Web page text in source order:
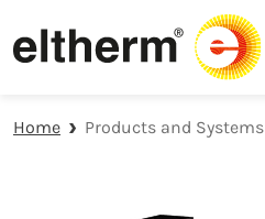
Home Products and Systems